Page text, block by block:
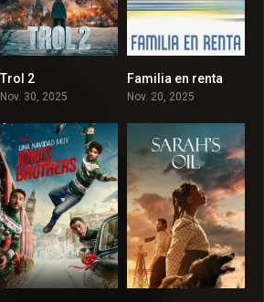
Trol 2
Nov. 30, 2025
Familia en renta
Nov. 20, 2025